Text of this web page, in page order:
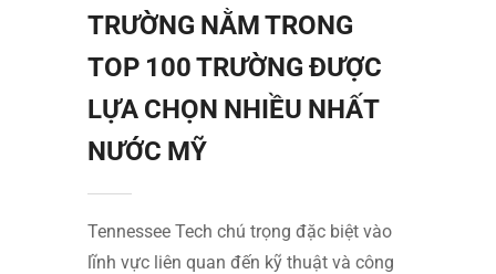
TRƯỜNG NẰM TRONG
TOP 100 TRƯỜNG ĐƯỢC
LỰA CHỌN NHIỀU NHẤT
NƯỚC MỸ
Tennessee Tech chú trọng đặc biệt vào
lĩnh vực liên quan đến kỹ thuật và công